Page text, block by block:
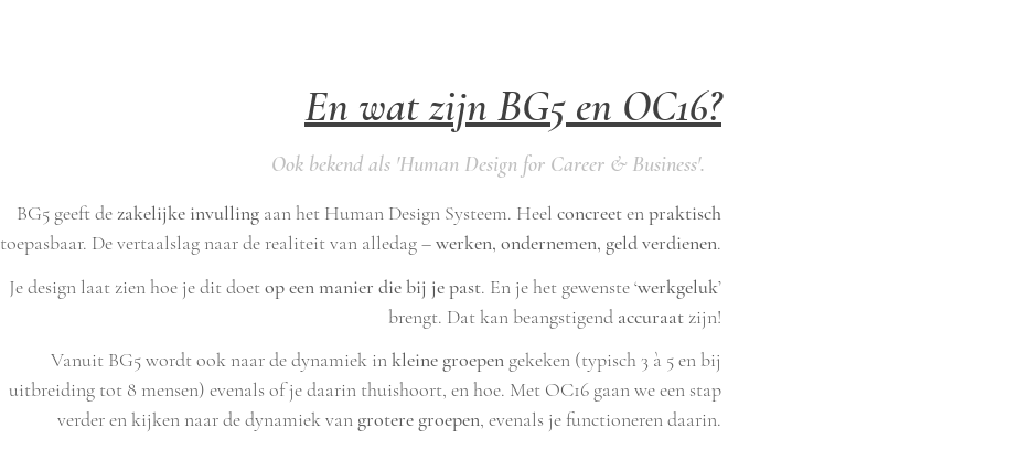
En wat zijn BG5 en OC16?
Ook bekend als 'Human Design for Career & Business'.
BG5 geeft dezakelijke invulling aan het Human Design Systeem. Heel concreetenpraktisch
toepasbaar. De vertaalslag naar de realiteit van alledag –werken, ondernemen, geld verdienen.​
Je design laat zien hoe je dit doetop een manier die bij je past. En je het gewenste ‘werkgeluk’
brengt. Dat kan beangstigend accuraat zijn!
Vanuit BG5 wordt ook naar de dynamiek inkleine groepen gekeken (typisch 3 à 5 en bij
uitbreiding tot 8 mensen) evenals of je daarin thuishoort, en hoe. Met OC16 gaan we een stap
verder en kijken naar de dynamiek van grotere groepen, evenals je functioneren daarin.